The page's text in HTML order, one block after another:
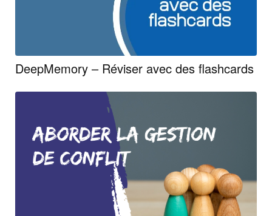
DeepMemory – Réviser avec des flashcards